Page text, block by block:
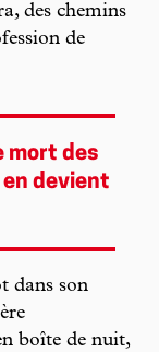
des chemins
de
mort des
devient
dans son
boîte de nuit,